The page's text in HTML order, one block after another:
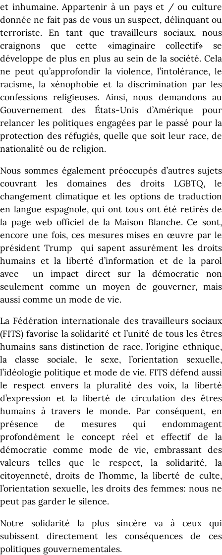
et inhumaine. Appartenir à un pays et / ou culture
donnée ne fait pas de vous un suspect, délinquant ou
terroriste. En tant que travailleurs sociaux, nous
craignons que cette «imaginaire collectif» se
développe de plus en plus au sein de la société. Cela
ne peut qu’approfondir la violence, l’intolérance, le
racisme, la xénophobie et la discrimination par les
confessions religieuses. Ainsi, nous demandons au
Gouvernement des États-Unis d’Amérique pour
relancer les politiques engagées par le passé pour la
protection des réfugiés, quelle que soit leur race, de
nationalité ou de religion.
Nous sommes également préoccupés d’autres sujets
couvrant les domaines des droits LGBTQ, le
changement climatique et les options de traduction
en langue espagnole, qui ont tous ont été retirés de
la page web officiel de la Maison Blanche. Ce sont,
encore une fois, ces mesures mises en œuvre par le
président Trump qui sapent assurément les droits
humains et la liberté d’information et de la parol
avec un impact direct sur la démocratie non
seulement comme un moyen de gouverner, mais
aussi comme un mode de vie.
La Fédération internationale des travailleurs sociaux
(FITS) favorise la solidarité et l’unité de tous les êtres
humains sans distinction de race, l’origine ethnique,
la classe sociale, le sexe, l’orientation sexuelle,
l’idéologie politique et mode de vie. FITS défend aussi
le respect envers la pluralité des voix, la liberté
d’expression et la liberté de circulation des êtres
humains à travers le monde. Par conséquent, en
présence de mesures qui endommagent
profondément le concept réel et effectif de la
démocratie comme mode de vie, embrassant des
valeurs telles que le respect, la solidarité, la
citoyenneté, droits de l’homme, la liberté de culte,
l’orientation sexuelle, les droits des femmes: nous ne
peut pas garder le silence.
Notre solidarité la plus sincère va à ceux qui
subissent directement les conséquences de ces
politiques gouvernementales.